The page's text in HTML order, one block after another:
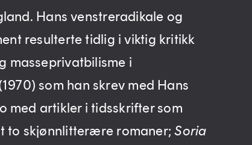
Hans venstreradikale og
resulterte tidlig i viktig kritikk
masseprivatbilisme i
som han skrev med Hans
med artikler i tidsskrifter som
to skjønnlitterære romaner;Soria